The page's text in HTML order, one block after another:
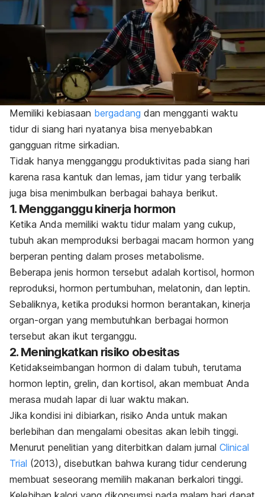
Memiliki kebiasaan bergadang dan mengganti waktu
tidur di siang hari nyatanya bisa menyebabkan
gangguan ritme sirkadian.
Tidak hanya mengganggu produktivitas pada siang hari
karena rasa kantuk dan lemas, jam tidur yang terbalik
juga bisa menimbulkan berbagai bahaya berikut.
1. Mengganggu kinerja hormon
Ketika Anda memiliki waktu tidur malam yang cukup,
tubuh akan memproduksi berbagai macam hormon yang
berperan penting dalam proses metabolisme.
Beberapa jenis hormon tersebut adalah kortisol, hormon
reproduksi, hormon pertumbuhan, melatonin, dan leptin.
Sebaliknya, ketika produksi hormon berantakan, kinerja
organ-organ yang membutuhkan berbagai hormon
tersebut akan ikut terganggu.
2. Meningkatkan risiko obesitas
Ketidakseimbangan hormon di dalam tubuh, terutama
hormon leptin, grelin, dan kortisol, akan membuat Anda
merasa mudah lapar di luar waktu makan.
Jika kondisi ini dibiarkan, risiko Anda untuk makan
berlebihan dan mengalami obesitas akan lebih tinggi.
Menurut penelitian yang diterbitkan dalam jurnal Clinical
Trial (2013), disebutkan bahwa kurang tidur cenderung
membuat seseorang memilih makanan berkalori tinggi.